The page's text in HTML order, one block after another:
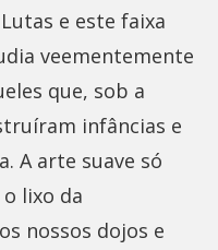
e este faixa
veementemente
que, sob a
infâncias e
A arte suave só
lixo da
nossos dojos e